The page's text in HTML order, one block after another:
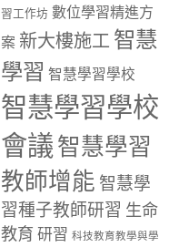
習工作坊 數位學習精進方
案 新大樓施工 智慧
學習 智慧學習學校
智慧學習學校
會議 智慧學習
教師增能 智慧學
習種子教師研習 生命
教育 研習 科技教育教學與學